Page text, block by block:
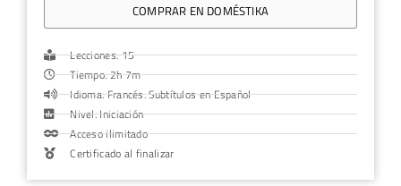
COMPRAR EN DOMÉSTIKA
Lecciones: 15
Tiempo: 2h 7m
Idioma: Francés. Subtítulos en Español
Nivel: Iniciación
Acceso ilimitado
Certificado al finalizar